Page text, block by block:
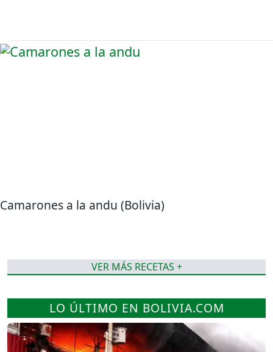
Camarones a la andu (Bolivia)
VER MÁS RECETAS +
LO ÚLTIMO EN BOLIVIA.COM